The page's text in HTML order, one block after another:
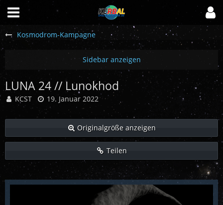
Kosmodrom-Kampagne
LUNA 24 // Lunokhod
KCST 19. Januar 2022
Originalgröße anzeigen
Teilen